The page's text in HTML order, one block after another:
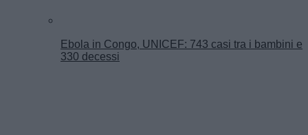
Ebola in Congo, UNICEF: 743 casi tra i bambini e
330 decessi